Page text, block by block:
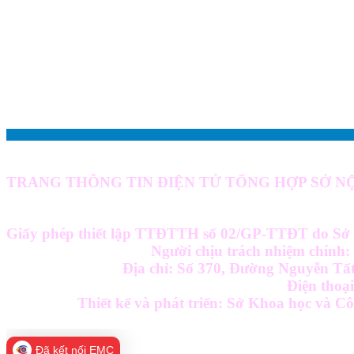
TRANG THÔNG TIN ĐIỆN TỬ TỔNG HỢP SỞ
Giấy phép thiết lập TTĐTTH số 02/GP-TTĐT do Sở
Người chịu trách nhiệm
Địa chỉ: Số 370, Đường Nguyễn
Điện
Thiết kế và phát triển: Sở Khoa học và
Đã kết nối EMC